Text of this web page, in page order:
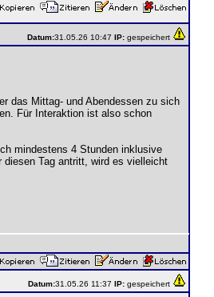
Datum:31.05.26 10:47 IP: gespeichert
das Mittag- und Abendessen zu sich
Für Interaktion ist also schon
mindestens 4 Stunden inklusive
Tag antritt, wird es vielleicht
Datum:31.05.26 11:37 IP: gespeichert